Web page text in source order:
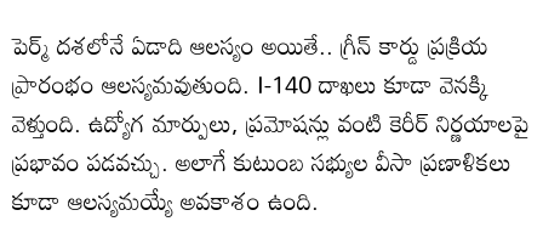
పెర్మ్ దశలోనే ఏడాది ఆలస్యం అయితే.. గ్రీన్ కార్డు ప్రక్రియ
ప్రారంభం ఆలస్యమవుతుంది. I-140 దాఖలు కూడా వెనక్కి
వెళ్తుంది. ఉద్యోగ మార్పులు, ప్రమోషన్లు వంటి కెరీర్ నిర్ణయాలపై
ప్రభావం పడవచ్చు. అలాగే కుటుంబ సభ్యుల వీసా ప్రణాళికలు
కూడా ఆలస్యమయ్యే అవకాశం ఉంది.